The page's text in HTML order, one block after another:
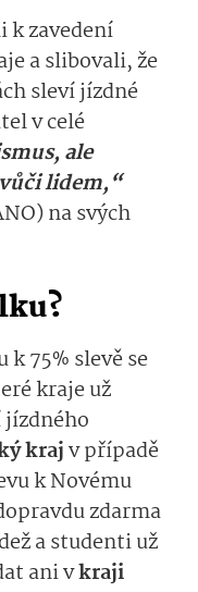
k zavedení
a slibovali, že
sleví jízdné
v celé
ale
lidem,“
na svých
75% slevě se
kraje už
krajv případě
k Novému
zdarma
a studenti už
ani vkraji